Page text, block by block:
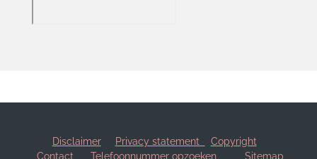
Disclaimer Privacy statement
Copyright
Contact
Telefoonnummer opzoeken Sitemap